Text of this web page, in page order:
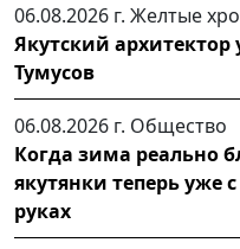
06.08.2026 г. Желтые
Якутский архитектор
Тумусов
06.08.2026 г. Общество
Когда зима реально
якутянки теперь уже
руках